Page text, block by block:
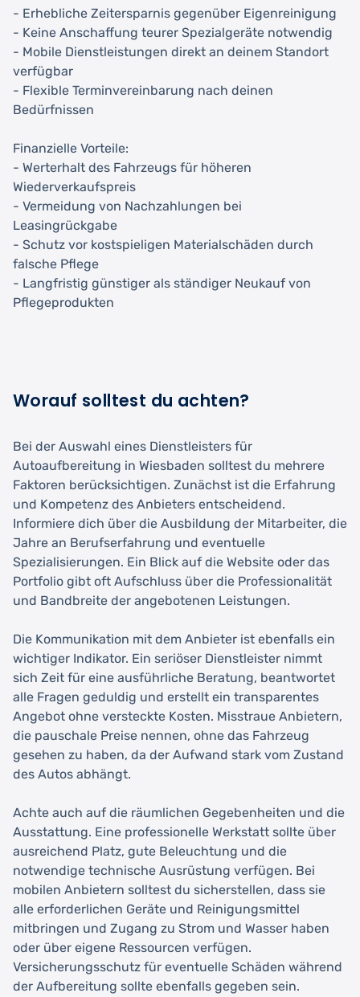
- Erhebliche Zeitersparnis gegenüber Eigenreinigung
- Keine Anschaffung teurer Spezialgeräte notwendig
- Mobile Dienstleistungen direkt an deinem Standort
verfügbar
- Flexible Terminvereinbarung nach deinen
Bedürfnissen
Finanzielle Vorteile:
- Werterhalt des Fahrzeugs für höheren
Wiederverkaufspreis
- Vermeidung von Nachzahlungen bei
Leasingrückgabe
- Schutz vor kostspieligen Materialschäden durch
falsche Pflege
- Langfristig günstiger als ständiger Neukauf von
Pflegeprodukten
Worauf solltest du achten?
Bei der Auswahl eines Dienstleisters für
Autoaufbereitung in Wiesbaden solltest du mehrere
Faktoren berücksichtigen. Zunächst ist die Erfahrung
und Kompetenz des Anbieters entscheidend.
Informiere dich über die Ausbildung der Mitarbeiter, die
Jahre an Berufserfahrung und eventuelle
Spezialisierungen. Ein Blick auf die Website oder das
Portfolio gibt oft Aufschluss über die Professionalität
und Bandbreite der angebotenen Leistungen.
Die Kommunikation mit dem Anbieter ist ebenfalls ein
wichtiger Indikator. Ein seriöser Dienstleister nimmt
sich Zeit für eine ausführliche Beratung, beantwortet
alle Fragen geduldig und erstellt ein transparentes
Angebot ohne versteckte Kosten. Misstraue Anbietern,
die pauschale Preise nennen, ohne das Fahrzeug
gesehen zu haben, da der Aufwand stark vom Zustand
des Autos abhängt.
Achte auch auf die räumlichen Gegebenheiten und die
Ausstattung. Eine professionelle Werkstatt sollte über
ausreichend Platz, gute Beleuchtung und die
notwendige technische Ausrüstung verfügen. Bei
mobilen Anbietern solltest du sicherstellen, dass sie
alle erforderlichen Geräte und Reinigungsmittel
mitbringen und Zugang zu Strom und Wasser haben
oder über eigene Ressourcen verfügen.
Versicherungsschutz für eventuelle Schäden während
der Aufbereitung sollte ebenfalls gegeben sein.